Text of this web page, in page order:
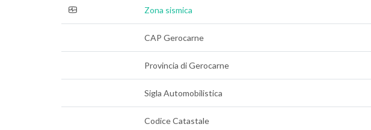
Zona sismica
CAP Gerocarne
Provincia di Gerocarne
Sigla Automobilistica
Codice Catastale